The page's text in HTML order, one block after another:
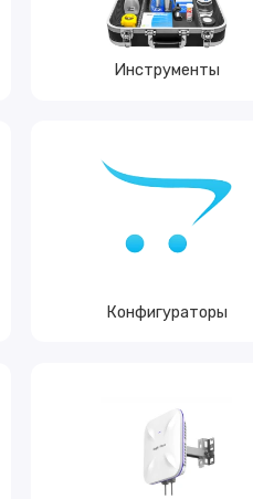
Инструменты
Конфигураторы